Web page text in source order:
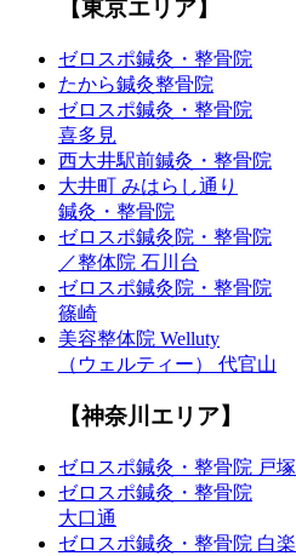
【東京エリア】
ゼロスポ鍼灸・整骨院
たから鍼灸整骨院
ゼロスポ鍼灸・整骨院
喜多見
西大井駅前鍼灸・整骨院
大井町 みはらし通り
鍼灸・整骨院
ゼロスポ鍼灸院・整骨院
／整体院 石川台
ゼロスポ鍼灸院・整骨院
篠崎
美容整体院 Welluty
（ウェルティー） 代官山
【神奈川エリア】
ゼロスポ鍼灸・整骨院 戸塚
ゼロスポ鍼灸・整骨院
大口通
ゼロスポ鍼灸・整骨院 白楽